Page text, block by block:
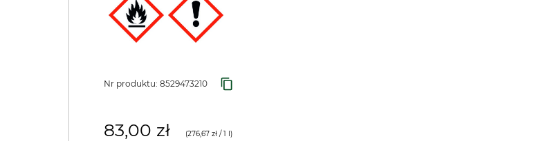
Nr produktu: 8529473210
83,00 zł (276,67 zł / 1 l)